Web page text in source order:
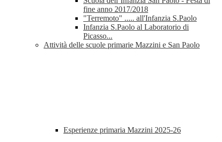
fine anno 2017/2018
"Terremoto" ..... all'Infanzia S.Paolo
Infanzia S.Paolo al Laboratorio di
Picasso...
Attività delle scuole primarie Mazzini e San Paolo
Esperienze primaria Mazzini 2025-26